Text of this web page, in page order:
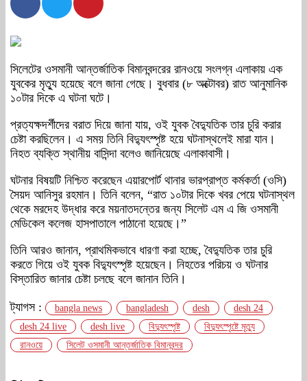
সিলেটের ওসমানী আন্তর্জাতিক বিমানবন্দরের রানওয়ে সংলগ্ন এলাকায় এক
যুবকের মৃত্যু হয়েছে বলে জানা গেছে। বুধবার (৮ অক্টোবর) রাত আনুমানিক
১০টার দিকে এ ঘটনা ঘটে।
প্রত্যক্ষদর্শীদের বরাত দিয়ে জানা যায়, ওই যুবক বৈদ্যুতিক তার চুরি করার
চেষ্টা করছিলেন। এ সময় তিনি বিদ্যুৎস্পৃষ্ট হয়ে ঘটনাস্থলেই মারা যান।
নিহত ব্যক্তি স্থানীয় বাসিন্দা বলেও জানিয়েছে এলাকাবাসী।
ঘটনার বিষয়টি নিশ্চিত করেছেন এয়ারপোর্ট থানার ভারপ্রাপ্ত কর্মকর্তা (ওসি)
সৈয়দ আনিসুর রহমান। তিনি বলেন, “রাত ১০টার দিকে খবর পেয়ে ঘটনাস্থল
থেকে মরদেহ উদ্ধার করে ময়নাতদন্তের জন্য সিলেট এম এ জি ওসমানী
মেডিকেল কলেজ হাসপাতালে পাঠানো হয়েছে।”
তিনি আরও জানান, প্রাথমিকভাবে ধারণা করা হচ্ছে, বৈদ্যুতিক তার চুরি
করতে গিয়ে ওই যুবক বিদ্যুৎস্পৃষ্ট হয়েছেন। নিহতের পরিচয় ও ঘটনার
বিস্তারিত জানার চেষ্টা চলছে বলে জানান তিনি।
ট্যাগস : bangla news bangladesh desh
desh 24
desh 24 live
desh live বিদ্যুৎস্পৃষ্ট
বিদ্যুৎস্পৃষ্টে মৃত্যু
রানওয়ে
সিলেট ওসমানী আন্তর্জাতিক বিমানবন্দর